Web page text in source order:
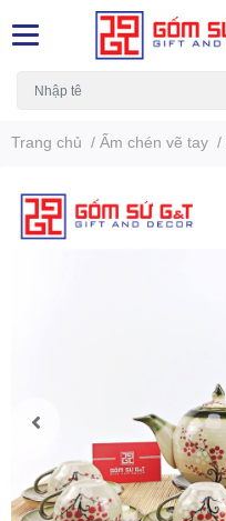
Trang chủ / Ấm chén vẽ tay /